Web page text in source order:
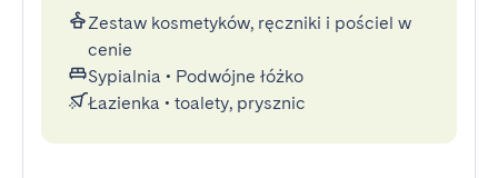
Zestaw kosmetyków, ręczniki i pościel w
cenie
Sypialnia • Podwójne łóżko
Łazienka • toalety, prysznic